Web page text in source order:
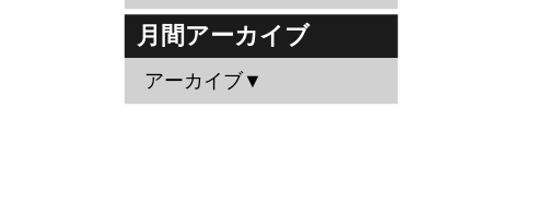
月間アーカイブ
アーカイブ▼